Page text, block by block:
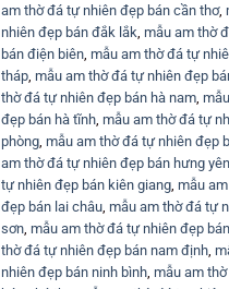
am thờ đá tự nhiên đẹp bán cần thơ,
nhiên đẹp bán đắk lắk mẫu am thờ
bán điện biên mẫu am thờ đá tự
tháp mẫu am thờ đá tự nhiên đẹp
thờ đá tự nhiên đẹp bán hà nam
đẹp bán hà tĩnh mẫu am thờ đá tự
phòng mẫu am thờ đá tự nhiên đẹp
am thờ đá tự nhiên đẹp bán hưng yên
tự nhiên đẹp bán kiên giang mẫu
đẹp bán lai châu mẫu am thờ đá tự
sơn mẫu am thờ đá tự nhiên đẹp
thờ đá tự nhiên đẹp bán nam định
nhiên đẹp bán ninh bình mẫu am